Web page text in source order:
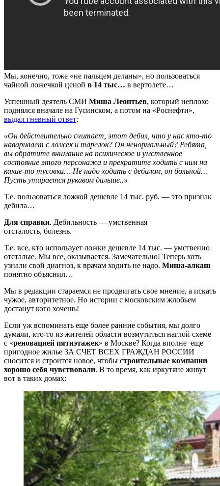
Мы, конечно, тоже «не пальцем деланы», но пользоваться
чайной ложечкой ценой в 14 тыс… в вертолете…
Успешный деятель СМИ Миша Леонтьев, который неплохо
поднялся вначале на Гусинском, а потом на «Роснефти»,
выдал гневный ответ:
«Он действительно считает, этот дебил, что у нас кто-то
наваривает с ложек и тарелок? Он ненормальный? Ребята,
вы обратите внимание на психическое и умственное
состояние этого персонажа и прекратите ходить с ним на
какие-то тусовки… Не надо ходить с дебилом, он больной…
Пусть утирается рукавом дальше..»
Т.е. пользоваться ложкой дешевле 14 тыс. руб. — это признак
дебила…
Для справки. Дебильность — умственная
отсталость, болезнь.
Т.е. все, кто использует ложки дешевле 14 тыс. — умственно
отсталые. Мы все, оказывается. Замечательно! Теперь хоть
узнали свой диагноз, к врачам ходить не надо. Миша-алкаш
понятно объяснил…
Мы в редакции стараемся не продвигать свое мнение, а искать
чужое, авторитетное. Но истории с московским жлобьем
достанут кого хочешь!
Если уж вспоминать еще более ранние события, мы долго
думали, кто-то из жителей области возмутиться наглой схеме
с «реновацией пятиэтажек» в Москве? Когда вполне еще
пригодное жилье ЗА СЧЕТ ВСЕХ ГРАЖДАН РОССИИ
сносится и строится новое, чтобы строительные компании
хорошо себя чувствовали. В то время, как иркутяне живут
вот в таких домах: